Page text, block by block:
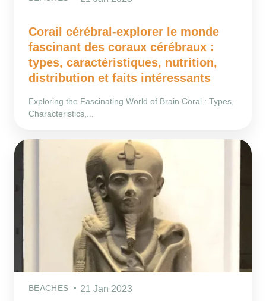
Corail cérébral-explorer le monde
fascinant des coraux cérébraux :
types, caractéristiques, nutrition,
distribution et faits intéressants
Exploring the Fascinating World of Brain Coral : Types,
Characteristics,...
BEACHES 21 Jan 2023